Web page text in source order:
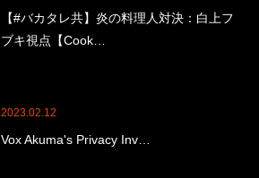
【#バカタレ共】炎の料理人対決：白上フ
ブキ視点【Cook…
2023.02.12
Vox Akuma's Privacy Inv…